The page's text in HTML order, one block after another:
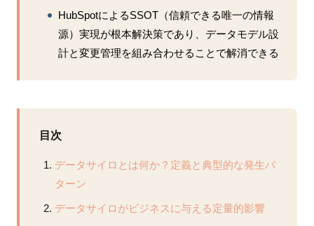
HubSpotによるSSOT（信頼できる唯一の情報
源）実現が根本解決策であり、データモデル設
計と変更管理を組み合わせることで解消できる
目次
データサイロとは何か？定義と典型的な発生パ
ターン
データサイロがビジネスに与える定量的影響